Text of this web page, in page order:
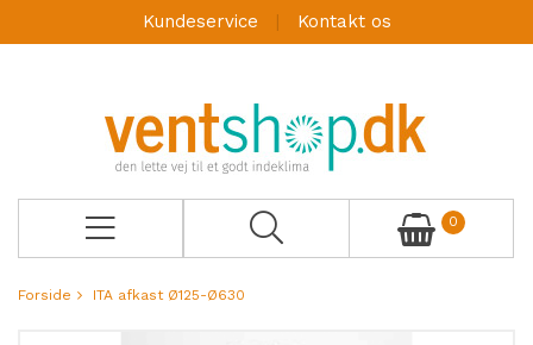
Kundeservice Kontakt os
0
Forside ITA afkast Ø125-Ø630